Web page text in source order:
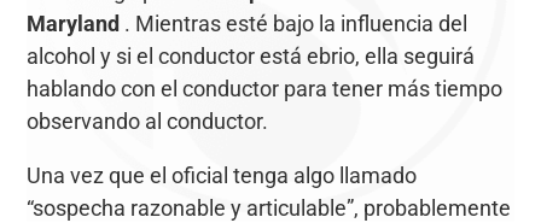
Maryland . Mientras esté bajo la influencia del
alcohol y si el conductor está ebrio, ella seguirá
hablando con el conductor para tener más tiempo
observando al conductor.
Una vez que el oficial tenga algo llamado
“sospecha razonable y articulable”, probablemente